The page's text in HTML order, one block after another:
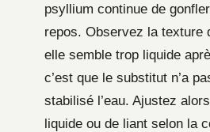
psyllium continue de
repos. Observez la texture
elle semble trop liquide
c’est que le substitut n’a
stabilisé l’eau. Ajustez
liquide ou de liant selon la